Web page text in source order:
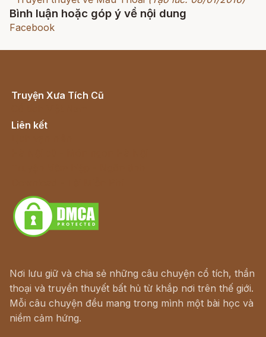
Bình luận hoặc góp ý về nội dung
Facebook
Truyện Xưa Tích Cũ
Liên kết
Nơi lưu giữ và chia sẻ những câu chuyện cổ tích, thần
thoại và truyền thuyết bất hủ từ khắp nơi trên thế giới.
Mỗi câu chuyện đều mang trong mình một bài học và
niềm cảm hứng.